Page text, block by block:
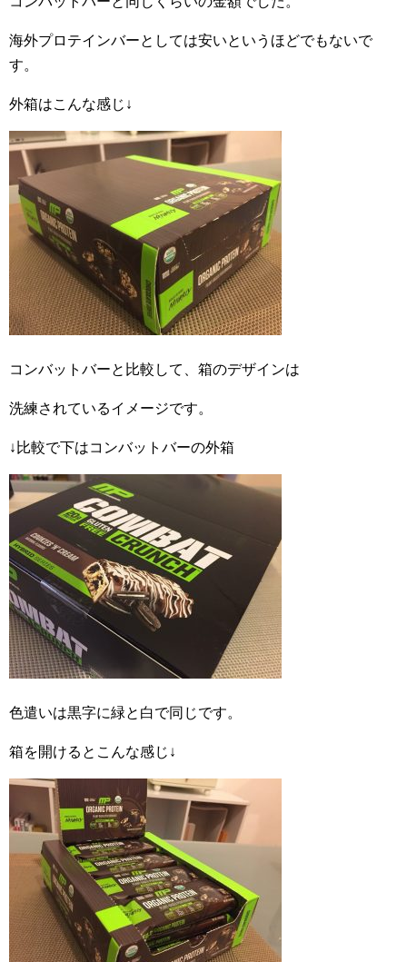
海外プロテインバーとしては安いというほどでもないで
す。
外箱はこんな感じ↓
コンバットバーと比較して、箱のデザインは
洗練されているイメージです。
↓比較で下はコンバットバーの外箱
色遣いは黒字に緑と白で同じです。
箱を開けるとこんな感じ↓